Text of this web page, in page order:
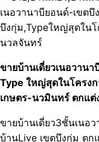
ขายบ้านเดี่ยวเนอวาน
Type ใหญ่สุดในโครง
เกษตร-นวมินทร์ ตกแต่
ขายบ้านเดี่ยว3ชั้นเนอ
บ้านLive เขตบึงกุ่ม ตก